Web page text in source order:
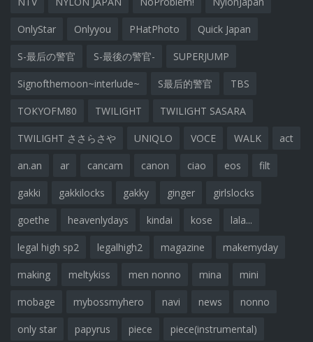
OnlyStar Onlyyou PHatPhoto Quick Japan
S-最后の警官 S-最後の警官- SUPERJUMP
Signofthemoon~interlude~ S最后的警官 TBS
TOKYOFM80 TWILIGHT TWILIGHT SASARA
TWILIGHT ささらさや UNIQLO VOCE WALK act
an.an ar cancam canon ciao eos filt
gakki gakkilocks gakky ginger girlslocks
goethe heavenlydays kindai kose lala...
legal high sp2 legalhigh2 magazine makemyday
making meltykiss men nonno mina mini
mobage mybossmyhero navi news nonno
only star papyrus piece piece(instrumental)